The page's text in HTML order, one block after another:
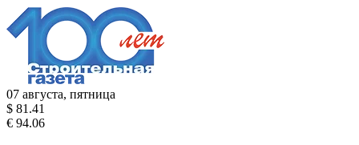
07 августа, пятница
$ 81.41
€ 94.06